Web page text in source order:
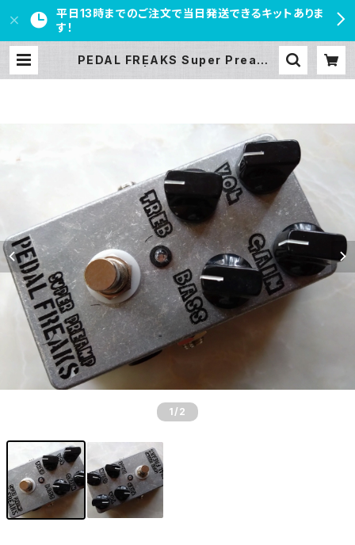
平日13時までのご注文で当日発送できるキットありま
す！
PEDAL FREAKS Super Preamp
1 /2